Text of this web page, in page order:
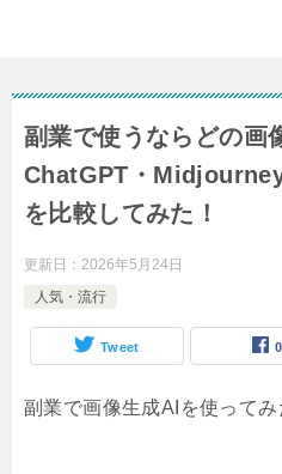
副業で使うならどの画
ChatGPT・
を比較してみた！
更新日： 2026年5月24日
人気・流行
Tweet 0
副業で画像生成AIを使ってみ